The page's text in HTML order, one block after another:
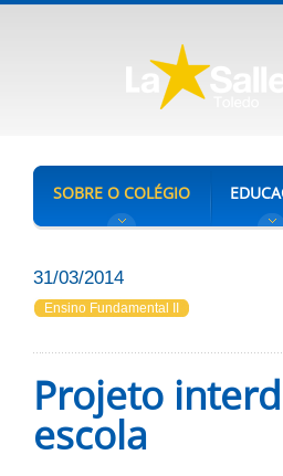
SOBRE O COLÉGIO
31/03/2014
Ensino Fundamental II
Projeto
escola